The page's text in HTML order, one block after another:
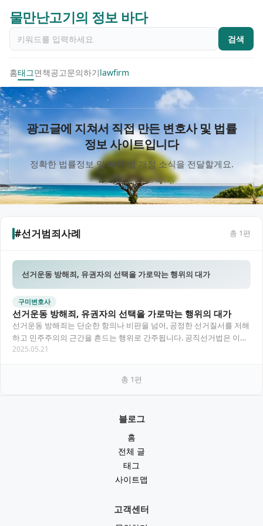
물만난고기의 정보 바다
검색
홈태그면책공고문의하기lawfirm
광고글에 지쳐서 직접 만든 변호사 및 법률
정보 사이트입니다
정확한 법률정보 및 빠른 법 개정 소식을 전달할게요.
#선거범죄사례 총 1편
선거운동 방해죄, 유권자의 선택을 가로막는 행위의 대가
구미변호사
선거운동 방해죄, 유권자의 선택을 가로막는 행위의 대가
선거운동 방해죄는 단순한 항의나 비판을 넘어, 공정한 선거질서를 저해
하고 민주주의의 근간을 흔드는 행위로 간주됩니다. 공직선거법은 이러
한 방해 행위에 대해 엄격하게 처벌하고 있으며…
2025.05.21
총 1편
블로그
홈
전체 글
태그
사이트맵
고객센터